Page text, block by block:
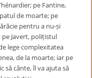
pe Fantine,
de moarte; pe
pentru a nu-și
pe Javert, polițistul
lege complexitatea
de la moarte; iar pe
să cânte, îl va ajuta să